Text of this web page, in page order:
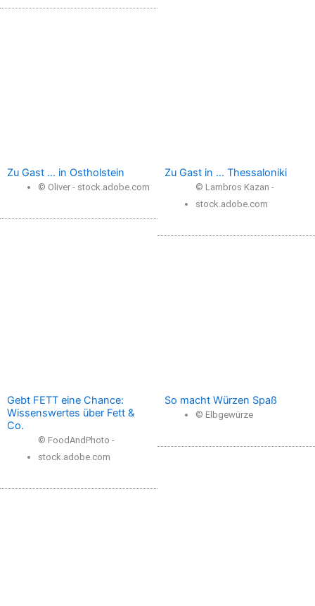
Zu Gast … in Ostholstein
© Oliver - stock.adobe.com
Zu Gast in … Thessaloniki
© Lambros Kazan -
stock.adobe.com
Gebt FETT eine Chance:
Wissenswertes über Fett &
Co.
© FoodAndPhoto -
stock.adobe.com
So macht Würzen Spaß
© Elbgewürze